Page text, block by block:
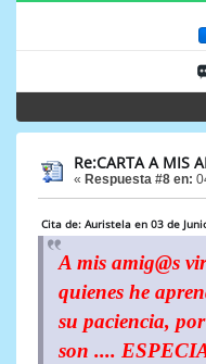
Re:CARTA A MIS
« Respuesta #8 en:
Cita de: Auristela en 03 de
A mis amig@s
quienes he
su paciencia,
son ....